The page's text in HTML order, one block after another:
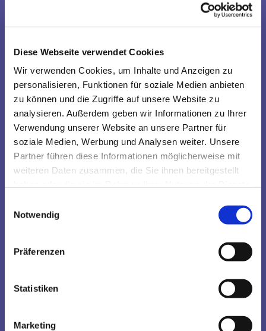
Diese Webseite verwendet Cookies
Wir verwenden Cookies, um Inhalte und Anzeigen zu
personalisieren, Funktionen für soziale Medien anbieten
zu können und die Zugriffe auf unsere Website zu
analysieren. Außerdem geben wir Informationen zu Ihrer
Verwendung unserer Website an unsere Partner für
soziale Medien, Werbung und Analysen weiter. Unsere
Partner führen diese Informationen möglicherweise mit
weiteren Daten zusammen, die Sie ihnen bereitgestellt
Notwendig
Präferenzen
Statistiken
Marketing
Michaela Skottki, 64
Beruf: